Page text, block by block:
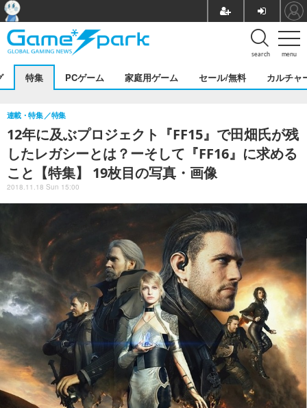
menu
search
特集 PCゲーム 家庭用ゲーム セール/無料 カルチャ
12年に及ぶプロジェクト『FF15』で田畑氏が残
したレガシーとは？ーそして『FF16』に求める
こと【特集】 19枚目の写真・画像
連載・特集 特集
2018.11.18 Sun 15:00